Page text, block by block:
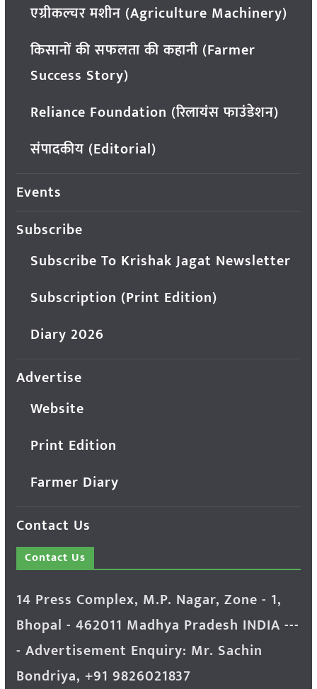
एग्रीकल्चर मशीन (Agriculture Machinery)
किसानों की सफलता की कहानी (Farmer
Success Story)
Reliance Foundation (रिलायंस फाउंडेशन)
संपादकीय (Editorial)
Events
Subscribe
Subscribe To Krishak Jagat Newsletter
Subscription (Print Edition)
Diary 2026
Advertise
Website
Print Edition
Farmer Diary
Contact Us
Contact Us
14 Press Complex, M.P. Nagar, Zone - 1,
Bhopal - 462011 Madhya Pradesh INDIA ---
- Advertisement Enquiry: Mr. Sachin
Bondriya, +91 9826021837